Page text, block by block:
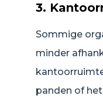
3.
Sommige
minder
panden of